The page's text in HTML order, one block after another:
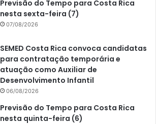
Previsão do Tempo para Costa Rica
nesta sexta-feira (7)
07/08/2026
SEMED Costa Rica convoca candidatas
para contratação temporária e
atuação como Auxiliar de
Desenvolvimento Infantil
06/08/2026
Previsão do Tempo para Costa Rica
nesta quinta-feira (6)